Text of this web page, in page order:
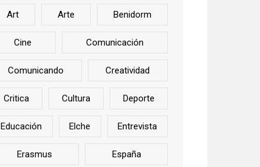
Art Arte Benidorm
Cine Comunicación
Comunicando Creatividad
Critica Cultura Deporte
Educación Elche Entrevista
Erasmus España